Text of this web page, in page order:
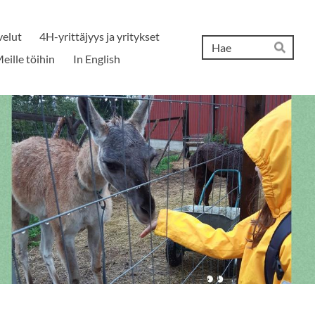
4H-yrittäjyys ja yritykset
töihin In English Hae